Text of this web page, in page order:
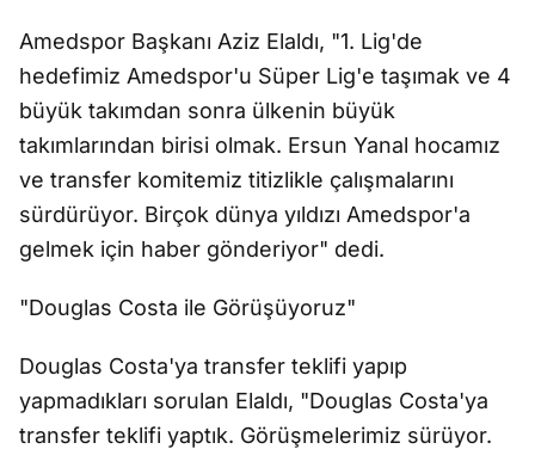
Amedspor Başkanı Aziz Elaldı, "1. Lig'de
hedefimiz Amedspor'u Süper Lig'e taşımak ve 4
büyük takımdan sonra ülkenin büyük
takımlarından birisi olmak. Ersun Yanal hocamız
ve transfer komitemiz titizlikle çalışmalarını
sürdürüyor. Birçok dünya yıldızı Amedspor'a
gelmek için haber gönderiyor" dedi.
"Douglas Costa ile Görüşüyoruz"
Douglas Costa'ya transfer teklifi yapıp
yapmadıkları sorulan Elaldı, "Douglas Costa'ya
transfer teklifi yaptık. Görüşmelerimiz sürüyor.